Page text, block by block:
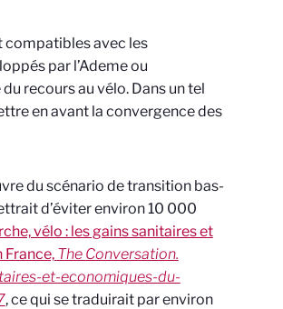
compatibles avec les
par l’Ademe ou
recours au vélo. Dans un tel
en avant la convergence des
du scénario de transition bas-
d’éviter environ 10 000
vélo : les gains sanitaires et
The Conversation.
et-economiques-du-
, ce qui se traduirait par environ